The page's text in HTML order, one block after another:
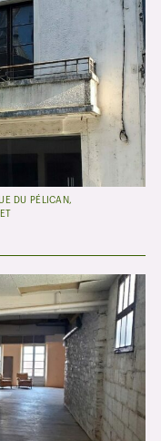
DU PÉLICAN,